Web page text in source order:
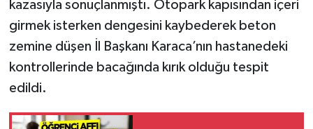
kazasıyla sonuçlanmıştı. Otopark kapısından içeri
girmek isterken dengesini kaybederek beton
zemine düşen İl Başkanı Karaca’nın hastanedeki
kontrollerinde bacağında kırık olduğu tespit
edildi.
İletişim
Künye